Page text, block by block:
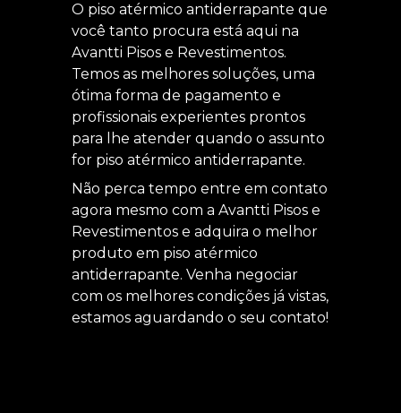
O piso atérmico antiderrapante que
você tanto procura está aqui na
Avantti Pisos e Revestimentos.
Temos as melhores soluções, uma
ótima forma de pagamento e
profissionais experientes prontos
para lhe atender quando o assunto
for piso atérmico antiderrapante.
Não perca tempo entre em contato
agora mesmo com a Avantti Pisos e
Revestimentos e adquira o melhor
produto em piso atérmico
antiderrapante. Venha negociar
com os melhores condições já vistas,
estamos aguardando o seu contato!